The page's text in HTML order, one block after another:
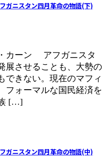
ガニスタン四月革命の物語(下)
カーン アフガニスタ
展させることも、大勢の
できない。現在のマフィ
フォーマルな国民経済を
[…]
ガニスタン四月革命の物語(中)